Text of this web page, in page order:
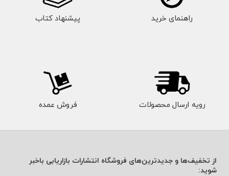
راهنمای خرید پیشنهاد کتاب
رویه ارسال محصولات فروش عمده
از تخفیف‌ها و جدیدترین‌های فروشگاه انتشارات بازاریابی باخبر
شوید: